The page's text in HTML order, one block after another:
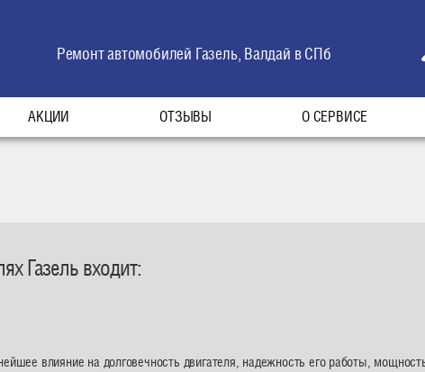
Ремонт автомобилей Газель, Валдай в СПб
АКЦИИ ОТЗЫВЫ О СЕРВИСЕ
Газель входит:
влияние на долговечность двигателя, надежность его работы,